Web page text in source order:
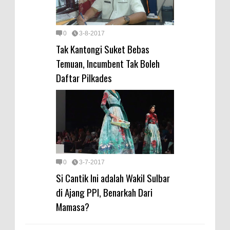
0 3-8-2017
Tak Kantongi Suket Bebas
Temuan, Incumbent Tak Boleh
Daftar Pilkades
0 3-7-2017
Si Cantik Ini adalah Wakil Sulbar
di Ajang PPI, Benarkah Dari
Mamasa?